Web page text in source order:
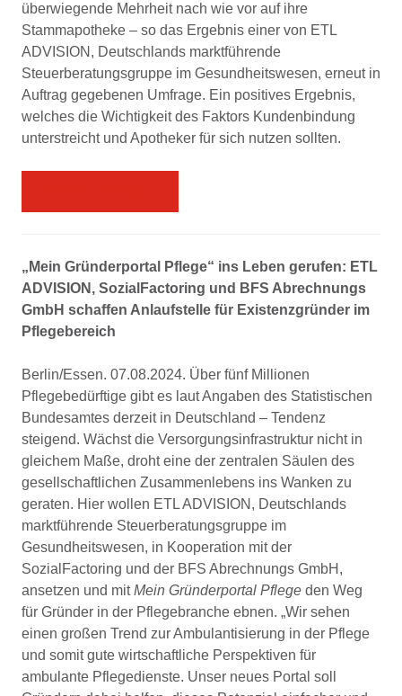
überwiegende Mehrheit nach wie vor auf ihre
Stammapotheke – so das Ergebnis einer von ETL
ADVISION, Deutschlands marktführende
Steuerberatungsgruppe im Gesundheitswesen, erneut in
Auftrag gegebenen Umfrage. Ein positives Ergebnis,
welches die Wichtigkeit des Faktors Kundenbindung
unterstreicht und Apotheker für sich nutzen sollten.
„Mein Gründerportal Pflege“ ins Leben gerufen: ETL
ADVISION, SozialFactoring und BFS Abrechnungs
GmbH schaffen Anlaufstelle für Existenzgründer im
Pflegebereich
Berlin/Essen. 07.08.2024. Über fünf Millionen
Pflegebedürftige gibt es laut Angaben des Statistischen
Bundesamtes derzeit in Deutschland – Tendenz
steigend. Wächst die Versorgungsinfrastruktur nicht in
gleichem Maße, droht eine der zentralen Säulen des
gesellschaftlichen Zusammenlebens ins Wanken zu
geraten. Hier wollen ETL ADVISION, Deutschlands
marktführende Steuerberatungsgruppe im
Gesundheitswesen, in Kooperation mit der
SozialFactoring und der BFS Abrechnungs GmbH,
ansetzen und mitMein Gründerportal Pflege den Weg
für Gründer in der Pflegebranche ebnen. „Wir sehen
einen großen Trend zur Ambulantisierung in der Pflege
und somit gute wirtschaftliche Perspektiven für
ambulante Pflegedienste. Unser neues Portal soll